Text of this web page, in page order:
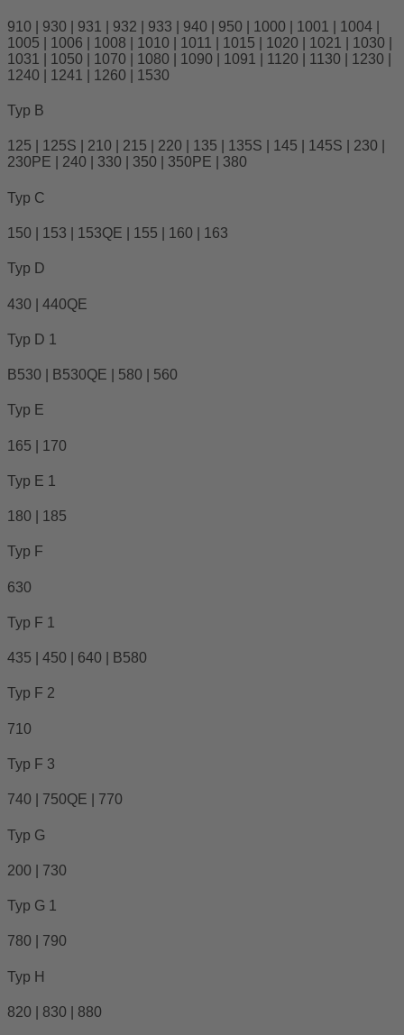
910 | 930 | 931 | 932 | 933 | 940 | 950 | 1000 | 1001 | 1004 |
1005 | 1006 | 1008 | 1010 | 1011 | 1015 | 1020 | 1021 | 1030 |
1031 | 1050 | 1070 | 1080 | 1090 | 1091 | 1120 | 1130 | 1230 |
1240 | 1241 | 1260 | 1530
Typ B
125 | 125S | 210 | 215 | 220 | 135 | 135S | 145 | 145S | 230 |
230PE | 240 | 330 | 350 | 350PE | 380
Typ C
150 | 153 | 153QE | 155 | 160 | 163
Typ D
430 | 440QE
Typ D 1
B530 | B530QE | 580 | 560
Typ E
165 | 170
Typ E 1
180 | 185
Typ F
630
Typ F 1
435 | 450 | 640 | B580
Typ F 2
710
Typ F 3
740 | 750QE | 770
Typ G
200 | 730
Typ G 1
780 | 790
Typ H
820 | 830 | 880